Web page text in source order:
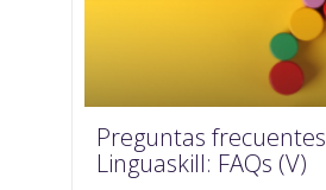
Preguntas frecuentes
Linguaskill: FAQs (V)